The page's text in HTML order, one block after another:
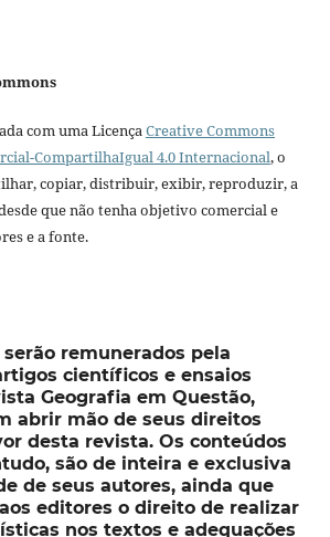
com uma Licença Creative Commons
CompartilhaIgual 4.0 Internacional, o
copiar, distribuir, exibir, reproduzir, a
que não tenha objetivo comercial e
e a fonte.
remunerados pela
científicos e ensaios
Geografia em Questão,
abrir mão de seus direitos
desta revista. Os conteúdos
são de inteira e exclusiva
de seus autores, ainda que
editores o direito de realizar
nos textos e adequações